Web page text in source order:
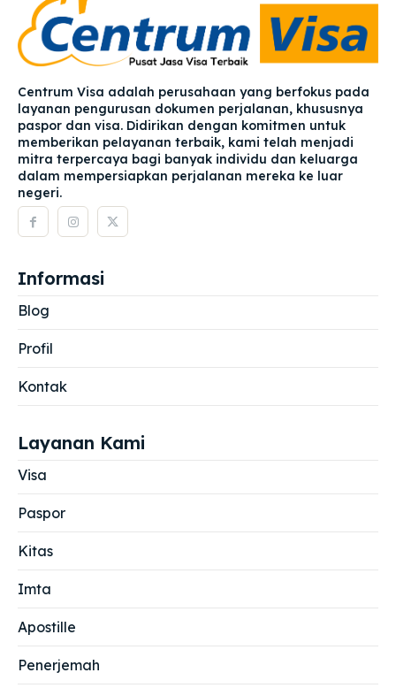
Centrum Visa adalah perusahaan yang berfokus pada
layanan pengurusan dokumen perjalanan, khususnya
paspor dan visa. Didirikan dengan komitmen untuk
memberikan pelayanan terbaik, kami telah menjadi
mitra terpercaya bagi banyak individu dan keluarga
dalam mempersiapkan perjalanan mereka ke luar
negeri.
Informasi
Blog
Profil
Kontak
Layanan Kami
Visa
Paspor
Kitas
Imta
Apostille
Penerjemah